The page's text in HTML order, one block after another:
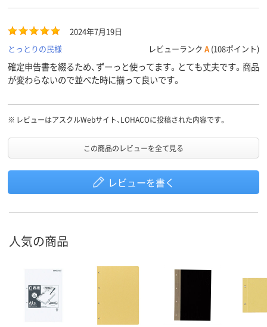
2024年7月19日
とっとりの民様
レビューランク A (108ポイント)
確定申告書を綴るため、ずーっと使ってます。とても丈夫です。商品
が変わらないので並べた時に揃って良いです。
※ レビューはアスクルWebサイト、LOHACOに投稿された内容です。
この商品のレビューを全て見る
レビューを書く
人気の商品